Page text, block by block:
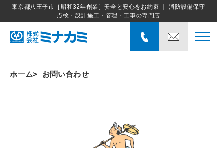
東京都八王子市［昭和32年創業］安全と安心をお約束 ｜ 消防設備保守
点検・設計施工・管理・工事の専門店
ホーム お問い合わせ